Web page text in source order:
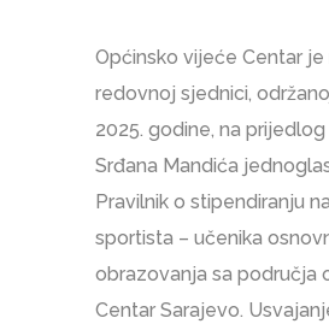
Općinsko vijeće Centar
redovnoj sjednici,
2025. godine, na
Srđana Mandića
Pravilnik o stipendiranju
sportista – učenika
obrazovanja sa područja
Centar Sarajevo.